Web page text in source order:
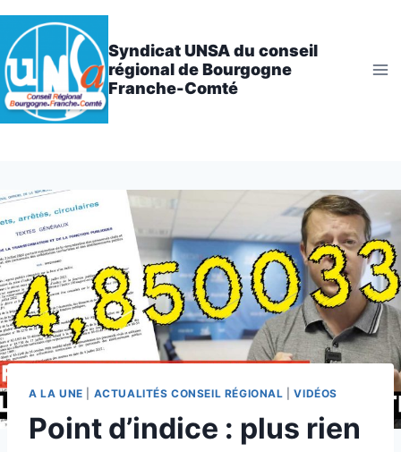
Aller
au
contenu
Syndicat UNSA du conseil
régional de Bourgogne
Franche-Comté
A LA UNE ACTUALITÉS CONSEIL RÉGIONAL |VIDÉOS
Point d’indice : plus rien